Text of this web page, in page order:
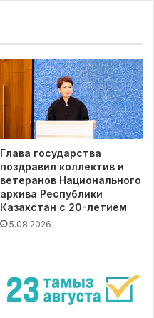
Глава государства
поздравил коллектив и
ветеранов Национального
архива Республики
Казахстан с 20-летием
5.08.2026